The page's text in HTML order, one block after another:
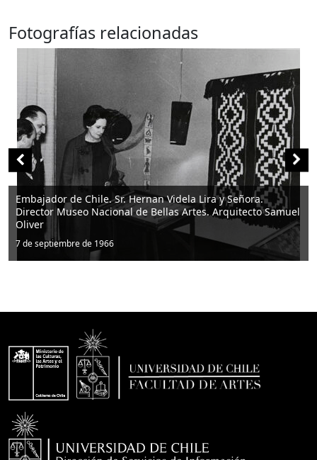
Fotografías relacionadas
Director del Museo Arq. Samuel Oliver con George Sauré
7 de septiembre de 1966